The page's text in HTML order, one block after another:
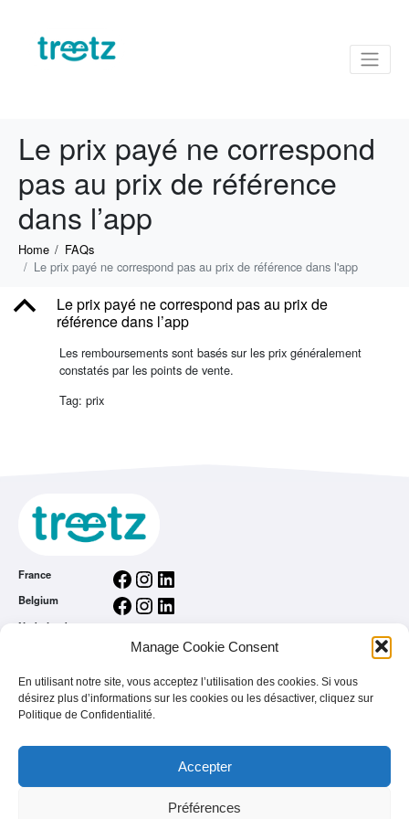
Manage Cookie Consent
En utilisant notre site, vous acceptez l’utilisation des cookies. Si vous
désirez plus d’informations sur les cookies ou les désactiver, cliquez sur
Politique de Confidentialité.
Accepter
Préférences
Le prix payé ne correspond
pas au prix de référence
dans l’app
Home
FAQs
Le prix payé ne correspond pas au prix de référence dans l'app
B
Le prix payé ne correspond pas au prix de
référence dans l’app
Les remboursements sont basés sur les prix généralement
constatés par les points de vente.
Tag: prix
France Facebook Instagram LinkedIn
Belgium Facebook Instagram LinkedIn
Nederland
InstagramLinkedIn
Conditions générales
Politique de Confidentialité
Vous êtes une marque